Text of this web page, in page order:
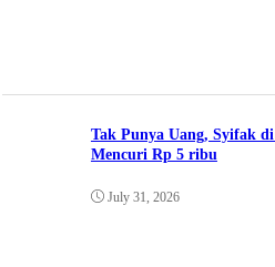
Tak Punya Uang, Syifak
Mencuri Rp 5 ribu
July 31, 2026